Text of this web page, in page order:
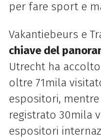
per fare sport e
Vakantiebeurs e
chiave del
Utrecht ha
oltre 71mila
espositori,
registrato 30mila
espositori